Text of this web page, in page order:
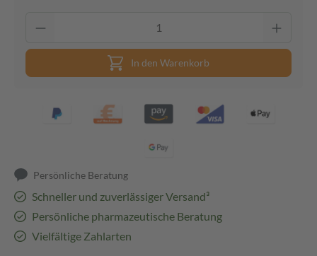
In den Warenkorb
Persönliche Beratung
Schneller und zuverlässiger Versand³
Persönliche pharmazeutische Beratung
Vielfältige Zahlarten